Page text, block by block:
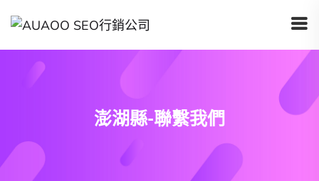
澎湖縣-聯繫我們